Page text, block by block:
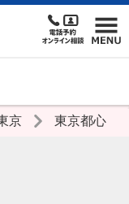
京 東京都心